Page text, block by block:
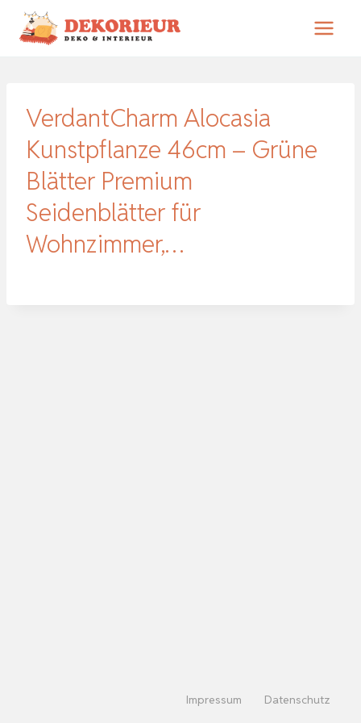
Zum
Inhalt
VerdantCharm Alocasia
Kunstpflanze 46cm – Grüne
Blätter Premium
Seidenblätter für
Wohnzimmer,…
Impressum Datenschutz